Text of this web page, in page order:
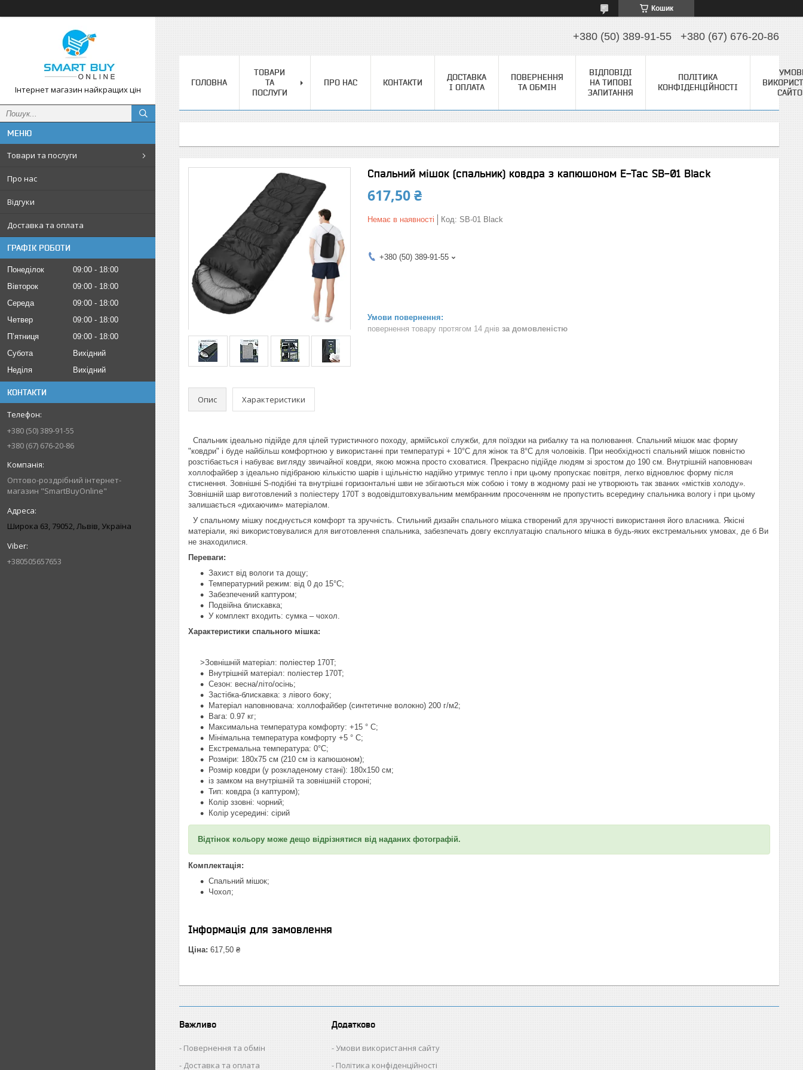
Кошик
Інтернет магазин найкращих цін
Товари та послуги
Про нас
Відгуки
Доставка та оплата
ГРАФІК РОБОТИ
Понеділок 09:00
18:00
Вівторок
09:00
18:00
Середа
09:00
18:00
Четвер
09:00
18:00
Пʼятниця
09:00
18:00
Субота
Вихідний
Неділя
Вихідний
КОНТАКТИ
+380 (50) 389-91-55
+380 (67) 676-20-86
Оптово-роздрібний інтернет-
магазин "SmartBuyOnline"
Широка 63, 79052, Львів, Україна
+380505657653
+380 (50) 389-91-55 +380 (67) 676-20-86
ГОЛОВНА
ТОВАРИ
ТА
ПОСЛУГИ
ПРО НАС КОНТАКТИ
ДОСТАВКА
І ОПЛАТА
ПОВЕРНЕННЯ
ТА ОБМІН
ВІДПОВІДІ
НА ТИПОВІ
ЗАПИТАННЯ
ПОЛІТИКА
КОНФІДЕНЦІЙНОСТІ
Спальний мішок (спальник) ковдра з капюшоном E-Tac SB-01 Black
617,50 ₴
Немає в наявності Код: SB-01 Black
+380 (50) 389-91-55
повернення товару протягом 14 днів за домовленістю
Опис Характеристики
Спальник ідеально підійде для цілей туристичного походу, армійської служби, для поїздки на рибалку та на полювання. Спальний мішок має форму
"ковдри" і буде найбільш комфортною у використанні при температурі + 10°С для жінок та 8°С для чоловіків. При необхідності спальний мішок повністю
розстібається і набуває вигляду звичайної ковдри, якою можна просто сховатися. Прекрасно підійде людям зі зростом до 190 см. Внутрішній наповнювач
холлофайбер з ідеально підібраною кількістю шарів і щільністю надійно утримує тепло і при цьому пропускає повітря, легко відновлює форму після
стиснення. Зовнішні S-подібні та внутрішні горизонтальні шви не збігаються між собою і тому в жодному разі не утворюють так званих «містків холоду».
Зовнішній шар виготовлений з поліестеру 170T з водовідштовхувальним мембранним просоченням не пропустить всередину спальника вологу і при цьому
залишається «дихаючим» матеріалом.
У спальному мішку поєднується комфорт та зручність. Стильний дизайн спального мішка створений для зручності використання його власника. Якісні
матеріали, які використовувалися для виготовлення спальника, забезпечать довгу експлуатацію спального мішка в будь-яких екстремальних умовах, де б Ви
не знаходилися.
Переваги:
Захист від вологи та дощу;
Температурний режим: від 0 до 15°С;
Забезпечений каптуром;
Подвійна блискавка;
У комплект входить: сумка – чохол.
Характеристики спального мішка:
>Зовнішній матеріал: поліестер 170T;
Внутрішній матеріал: поліестер 170T;
Сезон: весна/літо/осінь;
Застібка-блискавка: з лівого боку;
Матеріал наповнювача: холлофайбер (синтетичне волокно) 200 г/м2;
Вага: 0.97 кг;
Максимальна температура комфорту: +15 ° C;
Мінімальна температура комфорту +5 ° C;
Екстремальна температура: 0°C;
Розміри: 180х75 см (210 см із капюшоном);
Розмір ковдри (у розкладеному стані): 180х150 см;
із замком на внутрішній та зовнішній стороні;
Тип: ковдра (з каптуром);
Колір ззовні: чорний;
Колір усередині: сірий
Відтінок кольору може дещо відрізнятися від наданих фотографій.
Комплектація:
Спальний мішок;
Чохол;
Інформація для замовлення
Ціна: 617,50 ₴
Важливо
Повернення та обмін
Доставка та оплата
Додатково
Умови використання сайту
Політика конфіденційності